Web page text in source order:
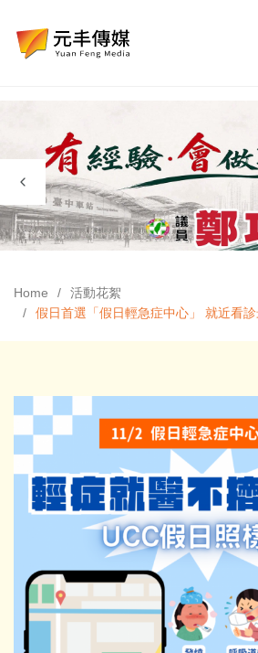
Home
活動花絮
假日首選「假日輕急症中心」 就近看